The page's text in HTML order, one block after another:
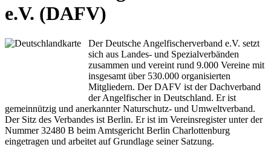
e.V. (DAFV)
Der Deutsche Angelfischerverband e.V. setzt
sich aus Landes- und Spezialverbänden
zusammen und vereint rund 9.000 Vereine mit
insgesamt über 530.000 organisierten
Mitgliedern. Der DAFV ist der Dachverband
der Angelfischer in Deutschland. Er ist
gemeinnützig und anerkannter Naturschutz- und Umweltverband.
Der Sitz des Verbandes ist Berlin. Er ist im Vereinsregister unter der
Nummer 32480 B beim Amtsgericht Berlin Charlottenburg
eingetragen und arbeitet auf Grundlage seiner Satzung.